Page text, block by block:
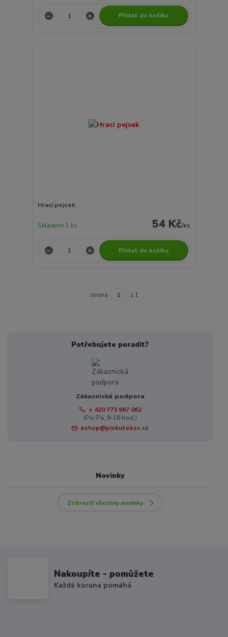
Přidat do košíku
Hrací pejsek
54 Kč/ks
Skladem 1 ks
Přidat do košíku
strana z 1
Potřebujete poradit?
Zákaznická podpora
+ 420 773 967 062
(Po-Pá, 8-16 hod.)
eshop@piskutekzs.cz
Novinky
Zobrazit všechny novinky
Nakoupíte - pomůžete
Každá koruna pomáhá